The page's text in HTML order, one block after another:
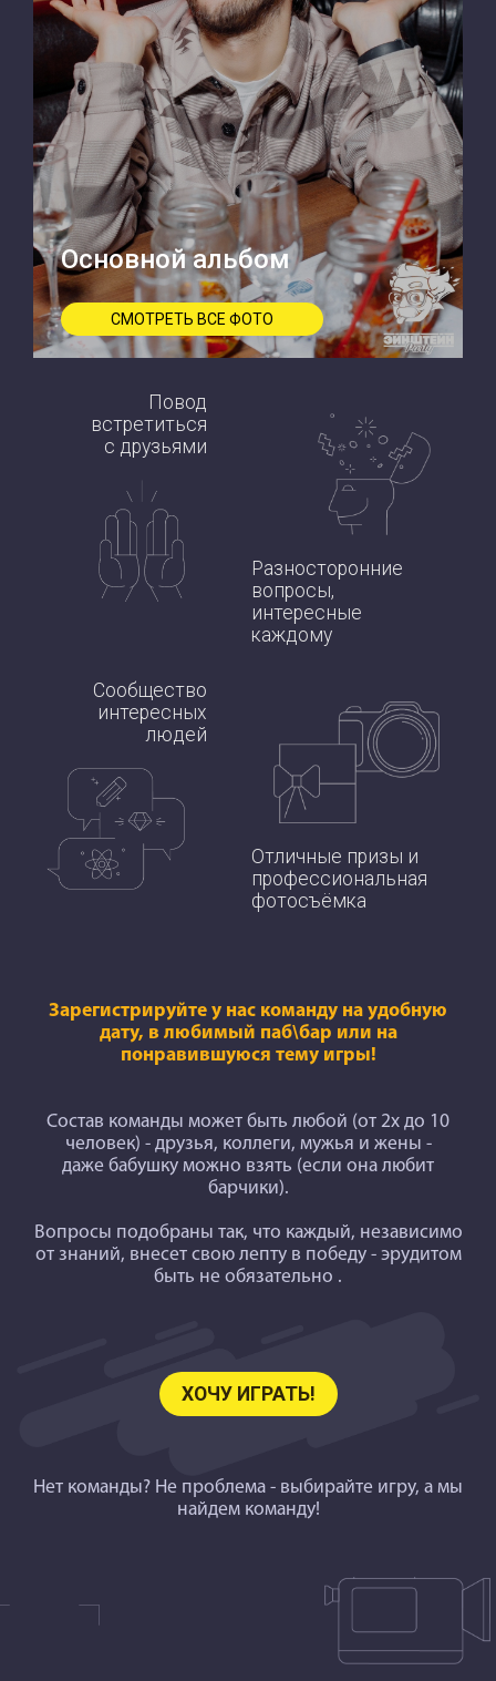
Основной альбом
СМОТРЕТЬ ВСЕ ФОТО
Повод
встретиться
с друзьями
Разносторонние
вопросы,
интересные
каждому
Сообщество
интересных
людей
Отличные призы и
профессиональная
фотосъёмка
Зарегистрируйте у нас команду на удобную
дату, в любимый паб\бар или на
понравившуюся тему игры!
Состав команды может быть любой (от 2х до 10
человек) - друзья, коллеги, мужья и жены -
даже бабушку можно взять (если она любит
барчики).
Вопросы подобраны так, что каждый, независимо
от знаний, внесет свою лепту в победу - эрудитом
быть не обязательно .
ХОЧУ ИГРАТЬ!
Нет команды? Не проблема - выбирайте игру, а мы
найдем команду!